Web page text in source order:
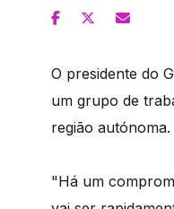
O presidente do
um grupo de
região autónoma.
"Há um